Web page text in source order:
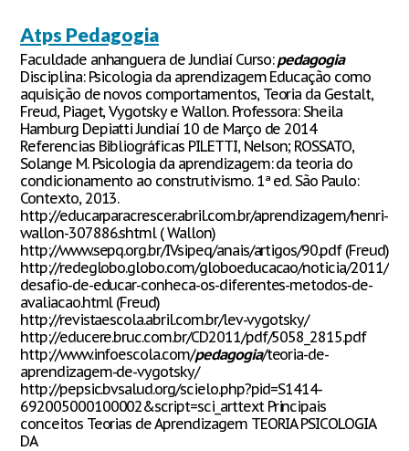
Atps Pedagogia
Faculdade anhanguera de Jundiaí Curso:pedagogia
Disciplina: Psicologia da aprendizagem Educação como
aquisição de novos comportamentos, Teoria da Gestalt,
Freud, Piaget, Vygotsky e Wallon. Professora: Sheila
Hamburg Depiatti Jundiaí 10 de Março de 2014
Referencias Bibliográficas PILETTI, Nelson; ROSSATO,
Solange M. Psicologia da aprendizagem: da teoria do
condicionamento ao construtivismo. 1ª ed. São Paulo:
Contexto, 2013.
http://educarparacrescer.abril.com.br/aprendizagem/henri-
wallon-307886.shtml ( Wallon)
http://www.sepq.org.br/IVsipeq/anais/artigos/90.pdf (Freud)
http://redeglobo.globo.com/globoeducacao/noticia/2011/
desafio-de-educar-conheca-os-diferentes-metodos-de-
avaliacao.html (Freud)
http://revistaescola.abril.com.br/lev-vygotsky/
http://educere.bruc.com.br/CD2011/pdf/5058_2815.pdf
http://www.infoescola.com/pedagogia/teoria-de-
aprendizagem-de-vygotsky/
http://pepsic.bvsalud.org/scielo.php?pid=S1414-
692005000100002&script=sci_arttext Principais
conceitos Teorias de Aprendizagem TEORIA PSICOLOGIA
DA